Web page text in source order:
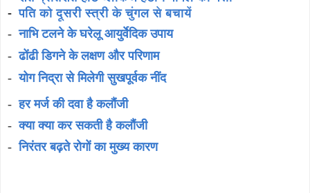
-पति को दूसरी स्त्री के चुंगल से बचायें
-नाभि टलने के घरेलू आयुर्वेदिक उपाय
-ढोंढी डिगने के लक्षण और परिणाम
-योग निद्रा से मिलेगी सुखपूर्वक नींद
-हर मर्ज की दवा है कलौंजी
-क्या क्या कर सकती है कलौंजी
-निरंतर बढ़ते रोगों का मुख्य कारण